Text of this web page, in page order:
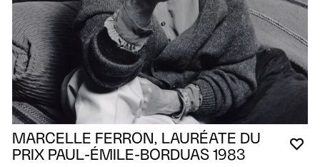
MARCELLE FERRON, LAURÉATE DU
PRIX PAUL-ÉMILE-BORDUAS 1983